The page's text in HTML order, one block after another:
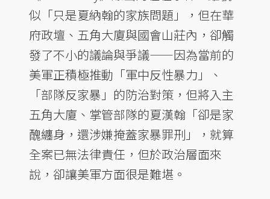
似「只是夏納翰的家族問題」，但在華
府政壇、五角大廈與國會山莊內，卻觸
發了不小的議論與爭議——因為當前的
美軍正積極推動「軍中反性暴力」、
「部隊反家暴」的防治對策，但將入主
五角大廈、掌管部隊的夏漢翰「卻是家
醜纏身，還涉嫌掩蓋家暴罪刑」，就算
全案已無法律責任，但於政治層面來
說，卻讓美軍方面很是難堪。